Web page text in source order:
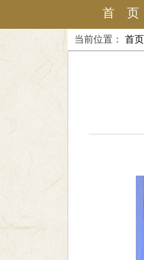
首 页
当前位置： 首页